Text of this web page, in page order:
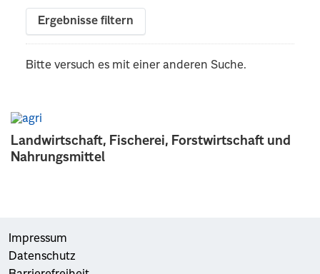
Landwirtschaft, Fischerei, Forstwirtschaft und
Nahrungsmittel
Ergebnisse filtern
Bitte versuch es mit einer anderen Suche.
Impressum
Datenschutz